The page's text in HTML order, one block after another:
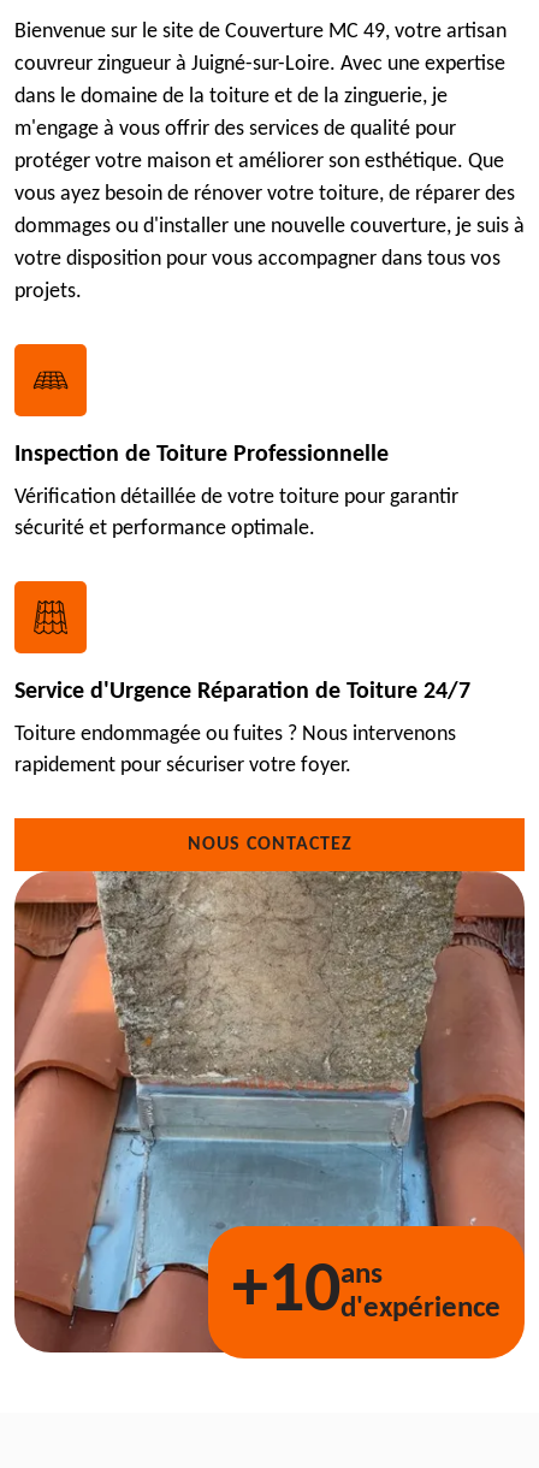
Bienvenue sur le site de Couverture MC 49, votre artisan
couvreur zingueur à Juigné-sur-Loire. Avec une expertise
dans le domaine de la toiture et de la zinguerie, je
m'engage à vous offrir des services de qualité pour
protéger votre maison et améliorer son esthétique. Que
vous ayez besoin de rénover votre toiture, de réparer des
dommages ou d'installer une nouvelle couverture, je suis à
votre disposition pour vous accompagner dans tous vos
projets.
Inspection de Toiture Professionnelle
Vérification détaillée de votre toiture pour garantir
sécurité et performance optimale.
Service d'Urgence Réparation de Toiture 24/7
Toiture endommagée ou fuites ? Nous intervenons
rapidement pour sécuriser votre foyer.
NOUS CONTACTEZ
+10ans
d'expérience